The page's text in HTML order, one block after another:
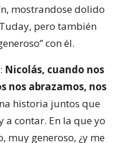
mostrandose dolido
pero también
con él.
Nicolás, cuando nos
nos abrazamos, nos
historia juntos que
a contar. En la que yo
muy generoso, ¿y me